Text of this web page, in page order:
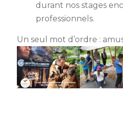
durant nos stages
professionnels.
Un seul mot d’ordre :